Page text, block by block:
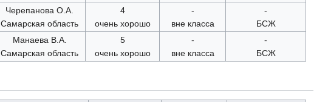
Черепанова О.А.
Самарская область
4
очень хорошо
-
вне класса
-
БСЖ
Манаева В.А.
Самарская область
5
очень хорошо
-
вне класса
-
БСЖ